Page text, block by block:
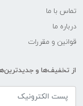
تماس با ما
درباره ما
قوانین و مقررات
از تخفیف‌ها و